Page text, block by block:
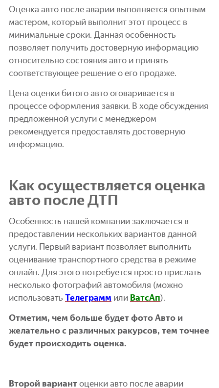
Оценка авто после аварии выполняется опытным
мастером, который выполнит этот процесс в
минимальные сроки. Данная особенность
позволяет получить достоверную информацию
относительно состояния авто и принять
соответствующее решение о его продаже.
Цена оценки битого авто оговаривается в
процессе оформления заявки. В ходе обсуждения
предложенной услуги с менеджером
рекомендуется предоставлять достоверную
информацию.
Как осуществляется оценка
авто после ДТП
Особенность нашей компании заключается в
предоставлении нескольких вариантов данной
услуги. Первый вариант позволяет выполнить
оценивание транспортного средства в режиме
онлайн. Для этого потребуется просто прислать
несколько фотографий автомобиля (можно
использовать Телеграмм или ВатсАп).
Отметим, чем больше будет фото Авто и
желательно с различных ракурсов, тем точнее
будет происходить оценка.
Второй вариантоценки авто после аварии